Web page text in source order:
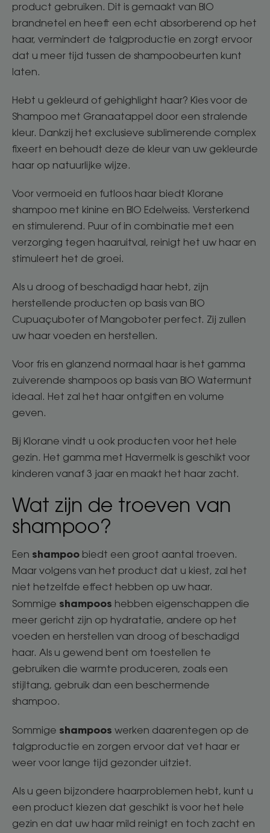
product gebruiken. Dit is gemaakt van BIO
brandnetel en heeft een echt absorberend op het
haar, vermindert de talgproductie en zorgt ervoor
dat u meer tijd tussen de shampoobeurten kunt
laten.
Hebt u gekleurd of gehighlight haar? Kies voor de
Shampoo met Granaatappel door een stralende
kleur. Dankzij het exclusieve sublimerende complex
fixeert en behoudt deze de kleur van uw gekleurde
haar op natuurlijke wijze.
Voor vermoeid en futloos haar biedt Klorane
shampoo met kinine en BIO Edelweiss. Versterkend
en stimulerend. Puur of in combinatie met een
verzorging tegen haaruitval, reinigt het uw haar en
stimuleert het de groei.
Als u droog of beschadigd haar hebt, zijn
herstellende producten op basis van BIO
Cupuaçuboter of Mangoboter perfect. Zij zullen
uw haar voeden en herstellen.
Voor fris en glanzend normaal haar is het gamma
zuiverende shampoos op basis van BIO Watermunt
ideaal. Het zal het haar ontgiften en volume
geven.
Bij Klorane vindt u ook producten voor het hele
gezin. Het gamma met Havermelk is geschikt voor
kinderen vanaf 3 jaar en maakt het haar zacht.
Wat zijn de troeven van
shampoo?
Een shampoo biedt een groot aantal troeven.
Maar volgens van het product dat u kiest, zal het
niet hetzelfde effect hebben op uw haar.
Sommige shampoos hebben eigenschappen die
meer gericht zijn op hydratatie, andere op het
voeden en herstellen van droog of beschadigd
haar. Als u gewend bent om toestellen te
gebruiken die warmte produceren, zoals een
stijltang, gebruik dan een beschermende
shampoo.
Sommige shampoos werken daarentegen op de
talgproductie en zorgen ervoor dat vet haar er
weer voor lange tijd gezonder uitziet.
Als u geen bijzondere haarproblemen hebt, kunt u
een product kiezen dat geschikt is voor het hele
gezin en dat uw haar mild reinigt en toch zacht en